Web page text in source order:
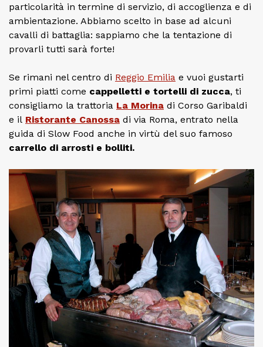
particolarità in termine di servizio, di accoglienza e di
ambientazione. Abbiamo scelto in base ad alcuni
cavalli di battaglia: sappiamo che la tentazione di
provarli tutti sarà forte!
Se rimani nel centro di Reggio Emilia e vuoi gustarti
primi piatti come cappelletti e tortelli di zucca, ti
consigliamo la trattoria La Morina di Corso Garibaldi
e il Ristorante Canossa di via Roma, entrato nella
guida di Slow Food anche in virtù del suo famoso
carrello di arrosti e bolliti.